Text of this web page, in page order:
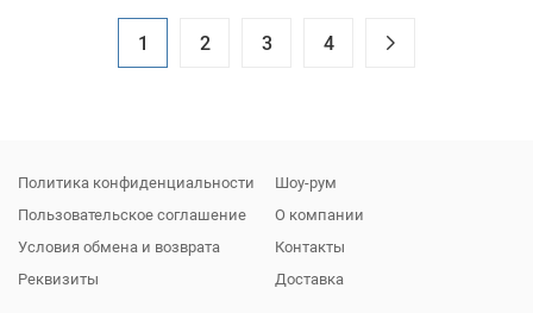
1 2 3 4
Политика конфиденциальности
Пользовательское соглашение
Условия обмена и возврата
Реквизиты
Шоу-рум
О компании
Контакты
Доставка